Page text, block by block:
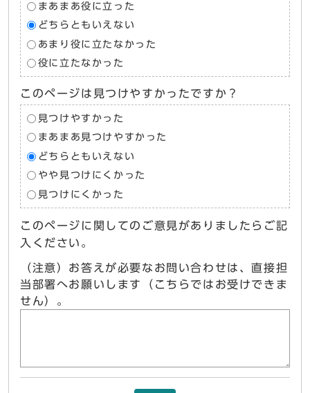
まあまあ役に立った
どちらともいえない
あまり役に立たなかった
役に立たなかった
このページは見つけやすかったですか？
見つけやすかった
まあまあ見つけやすかった
どちらともいえない
やや見つけにくかった
見つけにくかった
このページに関してのご意見がありましたらご記
入ください。
（注意）お答えが必要なお問い合わせは、直接担
当部署へお願いします（こちらではお受けできま
せん）。